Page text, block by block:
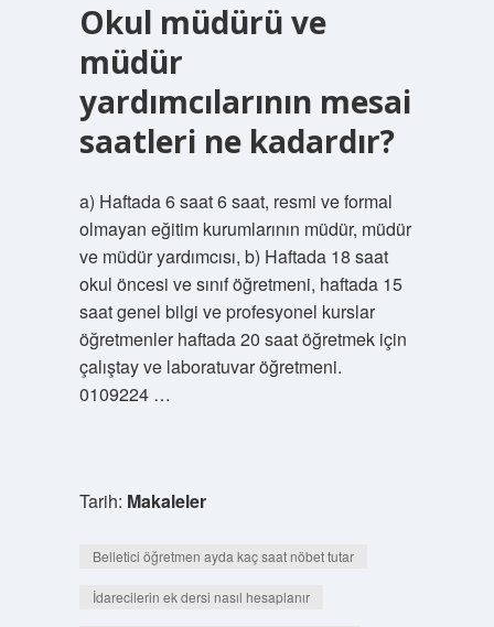
Okul müdürü ve
müdür
yardımcılarının mesai
saatleri ne kadardır?
a) Haftada 6 saat 6 saat, resmi ve formal
olmayan eğitim kurumlarının müdür, müdür
ve müdür yardımcısı, b) Haftada 18 saat
okul öncesi ve sınıf öğretmeni, haftada 15
saat genel bilgi ve profesyonel kurslar
öğretmenler haftada 20 saat öğretmek için
çalıştay ve laboratuvar öğretmeni.
0109224 …
Tarih: Makaleler
Belletici öğretmen ayda kaç saat nöbet tutar
İdarecilerin ek dersi nasıl hesaplanır